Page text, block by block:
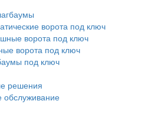
ворота под ключ
ворота под ключ
ворота под ключ
под ключ
решения
обслуживание